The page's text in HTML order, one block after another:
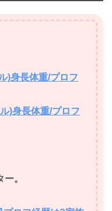
)身長体重/プロフ
)身長体重/プロフ
。